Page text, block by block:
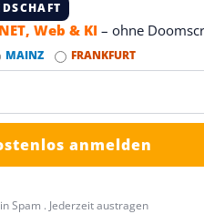
Web & KI – ohne
MAINZ FRANKFURT
Spam . Jederzeit austragen